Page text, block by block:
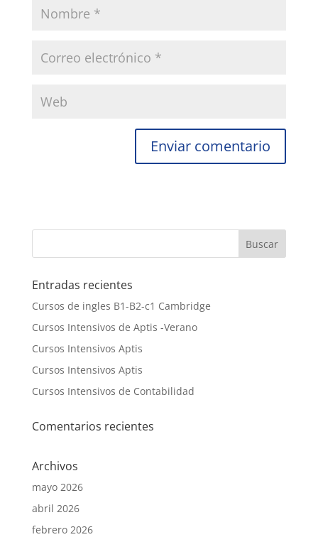
Entradas recientes
Cursos de ingles B1-B2-c1 Cambridge
Cursos Intensivos de Aptis -Verano
Cursos Intensivos Aptis
Cursos Intensivos Aptis
Cursos Intensivos de Contabilidad
Comentarios recientes
Archivos
mayo 2026
abril 2026
febrero 2026